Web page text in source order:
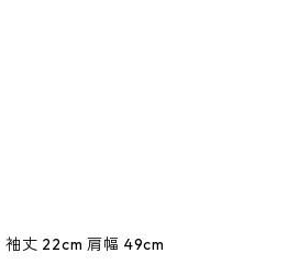
丈 22cm 肩幅 49cm